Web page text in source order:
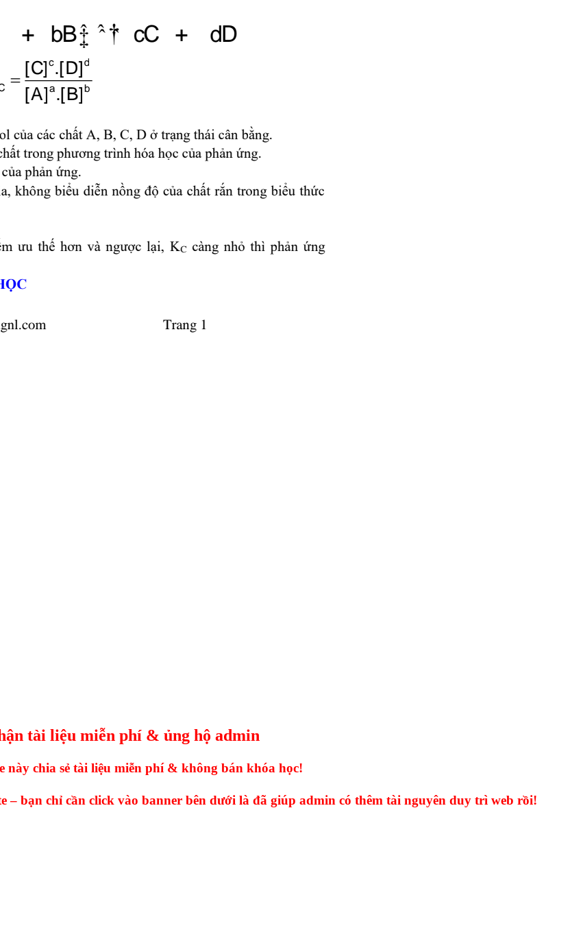
tài liệu miễn phí & ủng hộ admin
này chia sẻ tài liệu miễn phí & không bán khóa học!
– bạn chỉ cần click vào banner bên dưới là đã giúp admin có thêm tài nguyên duy trì web rồi!